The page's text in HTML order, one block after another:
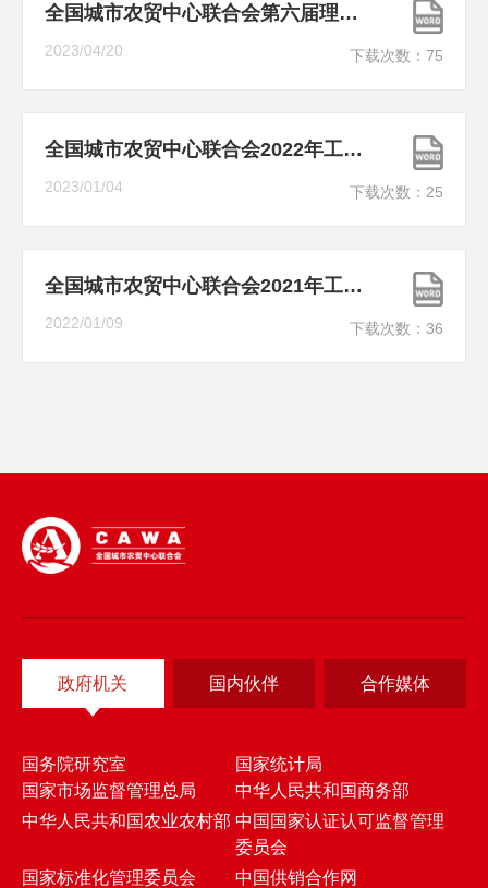
全国城市农贸中心联合会第六届理事会工作报告
2023/04/20 下载次数： 75
全国城市农贸中心联合会2022年工作总结
2023/01/04 下载次数： 25
全国城市农贸中心联合会2021年工作总结
2022/01/09 下载次数： 36
政府机关 国内伙伴 合作媒体
国务院研究室
国家统计局
国家市场监督管理总局
中华人民共和国商务部
中华人民共和国农业农村部 中国国家认证认可监督管理
委员会
国家标准化管理委员会
中国供销合作网